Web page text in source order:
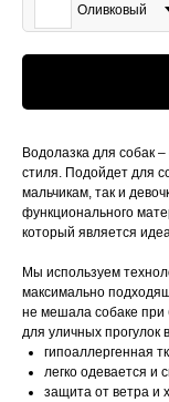
Оливковый
Водолазка для собак
стиля. Подойдет для
мальчикам, так и
функционального
который является
Мы используем
максимально
не мешала собаке при
для уличных прогулок
гипоаллергенная
легко одевается и
защита от ветра и